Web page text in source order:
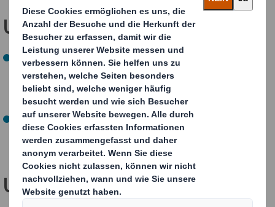
Unsere JETZT-Ziele
Bis 2025 werden wir 100 % unserer neuen
Verpackungslösungen hinsichtlich aller
Lieferkettenanforderungen optimieren (96 %
erreicht).
Bis zum Jahr 2025 werden wir eine Milliarde
Kunststoffteile entfernen (bereits ein Jahr früher
erreicht).
Unsere ZUKÜNFTIGEN Ziele